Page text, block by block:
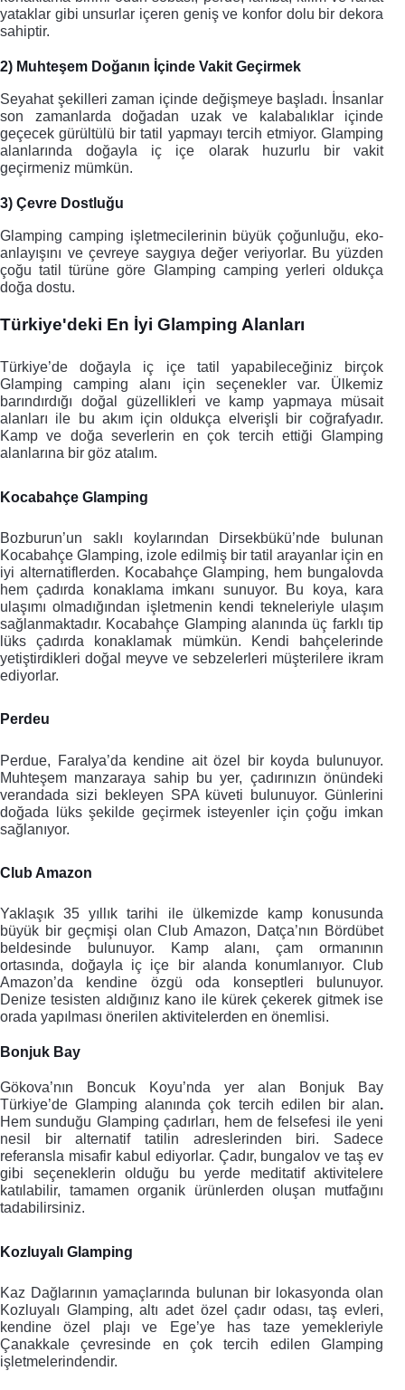
yataklar gibi unsurlar içeren geniş ve konfor dolu bir dekora
sahiptir.
2) Muhteşem Doğanın İçinde Vakit Geçirmek
Seyahat şekilleri zaman içinde değişmeye başladı. İnsanlar
son zamanlarda doğadan uzak ve kalabalıklar içinde
geçecek gürültülü bir tatil yapmayı tercih etmiyor. Glamping
alanlarında doğayla iç içe olarak huzurlu bir vakit
geçirmeniz mümkün.
3) Çevre Dostluğu
Glamping camping işletmecilerinin büyük çoğunluğu, eko-
anlayışını ve çevreye saygıya değer veriyorlar. Bu yüzden
çoğu tatil türüne göre Glamping camping yerleri oldukça
doğa dostu.
Türkiye'deki En İyi Glamping Alanları
Türkiye’de doğayla iç içe tatil yapabileceğiniz birçok
Glamping camping alanı için seçenekler var. Ülkemiz
barındırdığı doğal güzellikleri ve kamp yapmaya müsait
alanları ile bu akım için oldukça elverişli bir coğrafyadır.
Kamp ve doğa severlerin en çok tercih ettiği Glamping
alanlarına bir göz atalım.
Kocabahçe Glamping
Bozburun’un saklı koylarından Dirsekbükü’nde bulunan
Kocabahçe Glamping, izole edilmiş bir tatil arayanlar için en
iyi alternatiflerden. Kocabahçe Glamping, hem bungalovda
hem çadırda konaklama imkanı sunuyor. Bu koya, kara
ulaşımı olmadığından işletmenin kendi tekneleriyle ulaşım
sağlanmaktadır. Kocabahçe Glamping alanında üç farklı tip
lüks çadırda konaklamak mümkün. Kendi bahçelerinde
yetiştirdikleri doğal meyve ve sebzelerleri müşterilere ikram
ediyorlar.
Perdeu
Perdue, Faralya’da kendine ait özel bir koyda bulunuyor.
Muhteşem manzaraya sahip bu yer, çadırınızın önündeki
verandada sizi bekleyen SPA küveti bulunuyor. Günlerini
doğada lüks şekilde geçirmek isteyenler için çoğu imkan
sağlanıyor.
Club Amazon
Yaklaşık 35 yıllık tarihi ile ülkemizde kamp konusunda
büyük bir geçmişi olan Club Amazon, Datça’nın Bördübet
beldesinde bulunuyor. Kamp alanı, çam ormanının
ortasında, doğayla iç içe bir alanda konumlanıyor. Club
Amazon’da kendine özgü oda konseptleri bulunuyor.
Denize tesisten aldığınız kano ile kürek çekerek gitmek ise
orada yapılması önerilen aktivitelerden en önemlisi.
Bonjuk Bay
Türkiye’de Glamping alanında çok tercih edilen bir alan.
Hem sunduğu Glamping çadırları, hem de felsefesi ile yeni
nesil bir alternatif tatilin adreslerinden biri. Sadece
referansla misafir kabul ediyorlar. Çadır, bungalov ve taş ev
gibi seçeneklerin olduğu bu yerde meditatif aktivitelere
katılabilir, tamamen organik ürünlerden oluşan mutfağını
tadabilirsiniz.
Kozluyalı Glamping
Kaz Dağlarının yamaçlarında bulunan bir lokasyonda olan
Kozluyalı Glamping, altı adet özel çadır odası, taş evleri,
kendine özel plajı ve Ege’ye has taze yemekleriyle
Çanakkale çevresinde en çok tercih edilen Glamping
işletmelerindendir.